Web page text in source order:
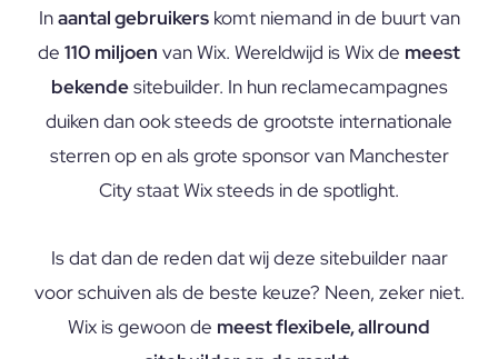
Inaantal gebruikerskomt niemand in de buurt van
de 110 miljoen van Wix. Wereldwijd is Wix de meest
bekendesitebuilder. In hun reclamecampagnes
duiken dan ook steeds de grootste internationale
sterren op en als grote sponsor van Manchester
City staat Wix steeds in de spotlight.
Is dat dan de reden dat wij deze sitebuilder naar
voor schuiven als de beste keuze? Neen, zeker niet.
Wix is gewoon de meest flexibele, allround